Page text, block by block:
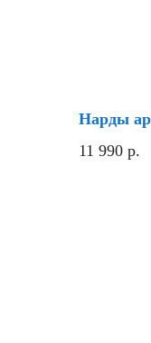
Нарды
11 990 р.